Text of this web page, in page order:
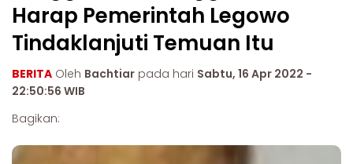
Harap Pemerintah Legowo
Tindaklanjuti Temuan Itu
BERITA Oleh Bachtiar pada hari Sabtu, 16 Apr 2022 -
22:50:56 WIB
Bagikan: